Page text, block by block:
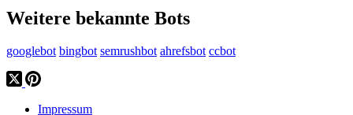
Weitere bekannte Bots
googlebot bingbot semrushbot ahrefsbot ccbot
Impressum